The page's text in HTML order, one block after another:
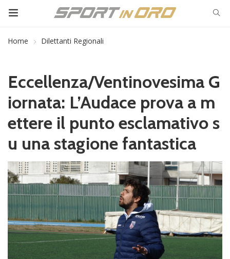
Home Dilettanti Regionali
Eccellenza/Ventinovesima G
iornata: L’Audace prova a m
ettere il punto esclamativo s
u una stagione fantastica